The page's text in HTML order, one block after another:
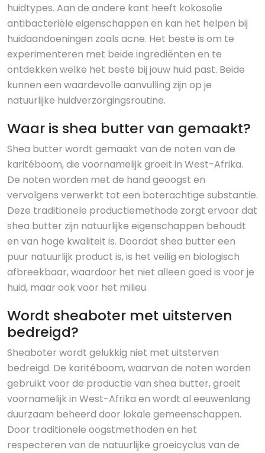
huidtypes. Aan de andere kant heeft kokosolie
antibacteriële eigenschappen en kan het helpen bij
huidaandoeningen zoals acne. Het beste is om te
experimenteren met beide ingrediënten en te
ontdekken welke het beste bij jouw huid past. Beide
kunnen een waardevolle aanvulling zijn op je
natuurlijke huidverzorgingsroutine.
Waar is shea butter van gemaakt?
Shea butter wordt gemaakt van de noten van de
karitéboom, die voornamelijk groeit in West-Afrika.
De noten worden met de hand geoogst en
vervolgens verwerkt tot een boterachtige substantie.
Deze traditionele productiemethode zorgt ervoor dat
shea butter zijn natuurlijke eigenschappen behoudt
en van hoge kwaliteit is. Doordat shea butter een
puur natuurlijk product is, is het veilig en biologisch
afbreekbaar, waardoor het niet alleen goed is voor je
huid, maar ook voor het milieu.
Wordt sheaboter met uitsterven
bedreigd?
Sheaboter wordt gelukkig niet met uitsterven
bedreigd. De karitéboom, waarvan de noten worden
gebruikt voor de productie van shea butter, groeit
voornamelijk in West-Afrika en wordt al eeuwenlang
duurzaam beheerd door lokale gemeenschappen.
Door traditionele oogstmethoden en het
respecteren van de natuurlijke groeicyclus van de